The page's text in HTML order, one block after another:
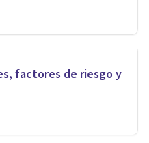
factores de riesgo y